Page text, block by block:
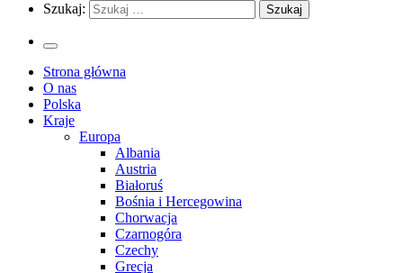
Szukaj:
Strona główna
O nas
Polska
Kraje
Europa
Albania
Austria
Białoruś
Bośnia i Hercegowina
Chorwacja
Czarnogóra
Czechy
Grecja